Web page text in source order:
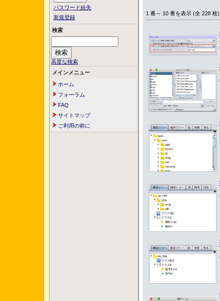
パスワード紛失
新規登録
検索
高度な検索
メインメニュー
ホーム
フォーラム
FAQ
サイトマップ
ご利用の前に
1 番～ 10 番を表示 (全 228 枚)